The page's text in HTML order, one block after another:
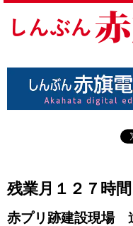
残業月１２７時
赤プリ跡建設現場